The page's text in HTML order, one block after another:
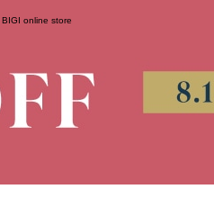
BIGI online store